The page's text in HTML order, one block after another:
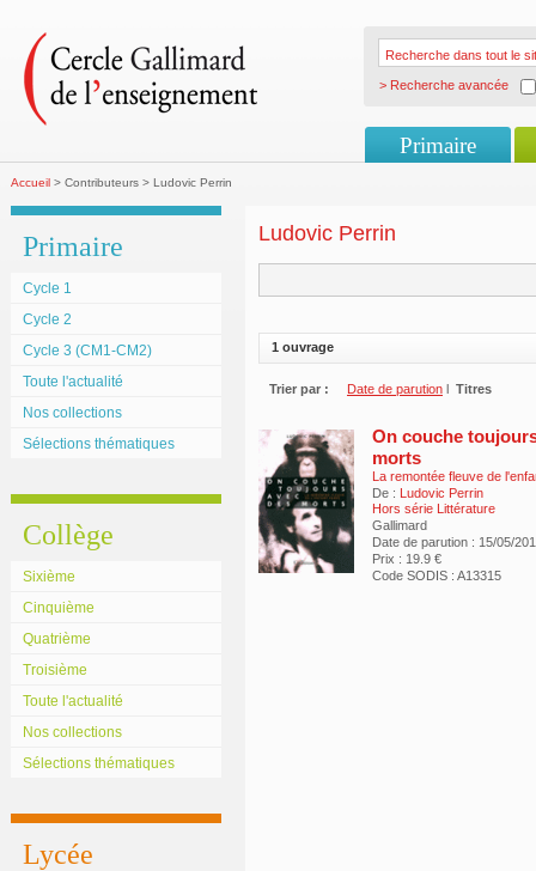
> Recherche avancée
Primaire
Accueil > Contributeurs > Ludovic Perrin
Primaire
Cycle 1
Cycle 2
Cycle 3 (CM1-CM2)
Toute l'actualité
Nos collections
Sélections thématiques
Collège
Sixième
Cinquième
Quatrième
Troisième
Toute l'actualité
Nos collections
Sélections thématiques
Lycée
Ludovic Perrin
1 ouvrage
Trier par : Date de parution l Titres
On couche
morts
La remontée fleuve de
De : Ludovic Perrin
Hors série Littérature
Gallimard
Date de parution : 15/05/
Prix : 19.9 €
Code SODIS : A13315